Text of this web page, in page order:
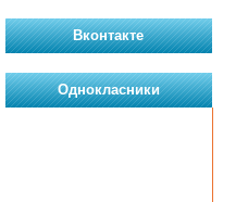
Вконтакте
Однокласники